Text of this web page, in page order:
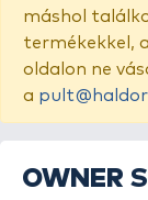
máshol
termékekkel,
oldalon ne
a
OWNER